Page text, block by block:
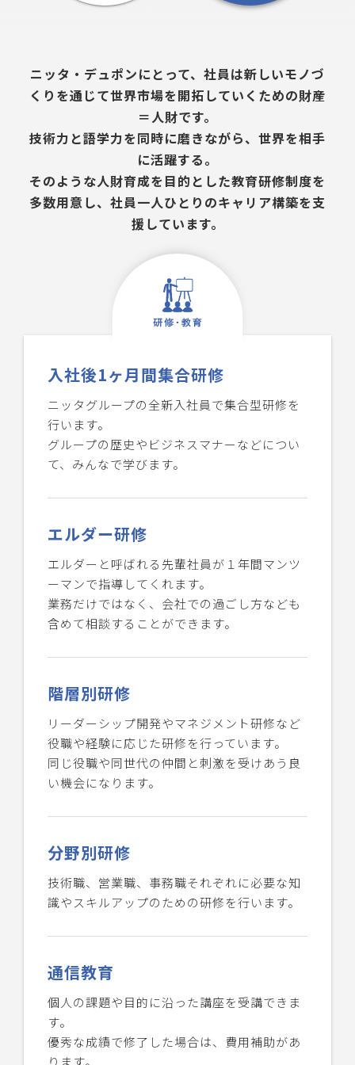
ニッタ・デュポンにとって、社員は新しいモノづ
くりを通じて世界市場を開拓していくための財産
＝人財です。
技術力と語学力を同時に磨きながら、世界を相手
に活躍する。
そのような人財育成を目的とした教育研修制度を
多数用意し、社員一人ひとりのキャリア構築を支
援しています。
入社後1ヶ月間集合研修
ニッタグループの全新入社員で集合型研修を
行います。
グループの歴史やビジネスマナーなどについ
て、みんなで学びます。
エルダー研修
エルダーと呼ばれる先輩社員が１年間マンツ
ーマンで指導してくれます。
業務だけではなく、会社での過ごし方なども
含めて相談することができます。
階層別研修
リーダーシップ開発やマネジメント研修など
役職や経験に応じた研修を行っています。
同じ役職や同世代の仲間と刺激を受けあう良
い機会になります。
分野別研修
技術職、営業職、事務職それぞれに必要な知
識やスキルアップのための研修を行います。
通信教育
個人の課題や目的に沿った講座を受講できま
す。
優秀な成績で修了した場合は、費用補助があ